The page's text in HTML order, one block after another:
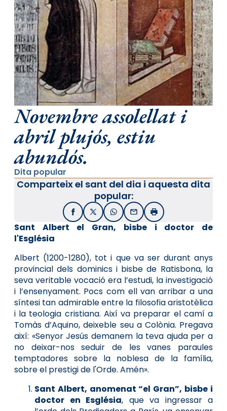
Novembre assolellat i
abril plujós, estiu
abundós.
Dita popular
Comparteix el sant del dia i aquesta dita
popular:
FacebookX / TwitterWhatsApp
EmailImprimir
Sant Albert el Gran, bisbe i doctor de
l'Església
Albert (1200-1280), tot i que va ser durant anys
provincial dels dominics i bisbe de Ratisbona, la
seva veritable vocació era l’estudi, la investigació
i l’ensenyament. Pocs com ell van arribar a una
síntesi tan admirable entre la filosofia aristotèlica
i la teologia cristiana. Així va preparar el camí a
Tomàs d’Aquino, deixeble seu a Colònia. Pregava
així: «Senyor Jesús demanem la teva ajuda per a
no deixar-nos seduir de les vanes paraules
temptadores sobre la noblesa de la família,
sobre el prestigi de l'Orde. Amén».
Sant Albert, anomenat “el Gran”, bisbe i
doctor en Església, que va ingressar a